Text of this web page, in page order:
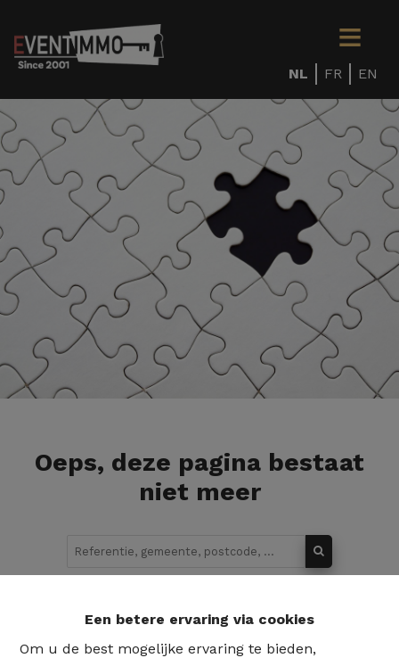
Een betere ervaring via cookies
Om u de best mogelijke ervaring te bieden,
NL FR EN
Oeps, deze pagina bestaat
niet meer